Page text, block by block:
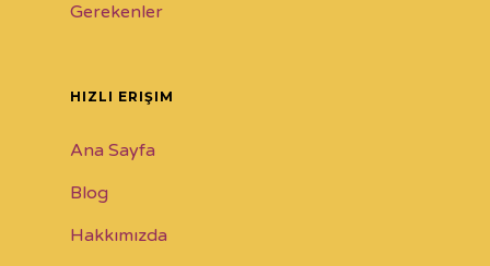
Gerekenler
HIZLI ERIŞIM
Ana Sayfa
Blog
Hakkımızda